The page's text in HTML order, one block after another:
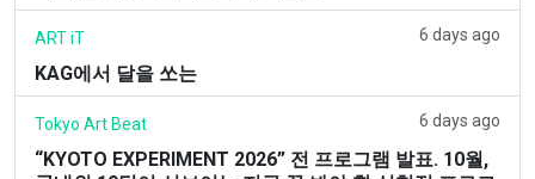
ART iT 6 days ago
KAG에서 달을 쏘는
Tokyo Art Beat 6 days ago
“KYOTO EXPERIMENT 2026” 전 프로그램 발표. 10월,